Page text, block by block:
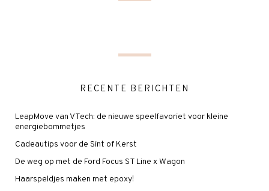
RECENTE BERICHTEN
LeapMove van VTech: de nieuwe speelfavoriet voor kleine
energiebommetjes
Cadeautips voor de Sint of Kerst
De weg op met de Ford Focus ST Line x Wagon
Haarspeldjes maken met epoxy!